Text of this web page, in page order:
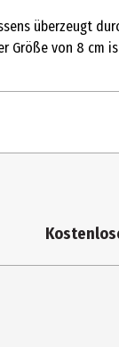
überzeugt
von 8 cm